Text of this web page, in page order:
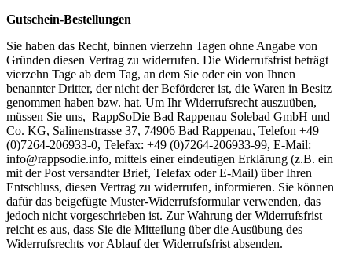
Gutschein-Bestellungen
Sie haben das Recht, binnen vierzehn Tagen ohne Angabe von
Gründen diesen Vertrag zu widerrufen. Die Widerrufsfrist beträgt
vierzehn Tage ab dem Tag, an dem Sie oder ein von Ihnen
benannter Dritter, der nicht der Beförderer ist, die Waren in Besitz
genommen haben bzw. hat. Um Ihr Widerrufsrecht auszuüben,
müssen Sie uns, RappSoDie Bad Rappenau Solebad GmbH und
Co. KG, Salinenstrasse 37, 74906 Bad Rappenau, Telefon +49
(0)7264-206933-0, Telefax: +49 (0)7264-206933-99, E-Mail:
info@rappsodie.info, mittels einer eindeutigen Erklärung (z.B. ein
mit der Post versandter Brief, Telefax oder E-Mail) über Ihren
Entschluss, diesen Vertrag zu widerrufen, informieren. Sie können
dafür das beigefügte Muster-Widerrufsformular verwenden, das
jedoch nicht vorgeschrieben ist. Zur Wahrung der Widerrufsfrist
reicht es aus, dass Sie die Mitteilung über die Ausübung des
Widerrufsrechts vor Ablauf der Widerrufsfrist absenden.